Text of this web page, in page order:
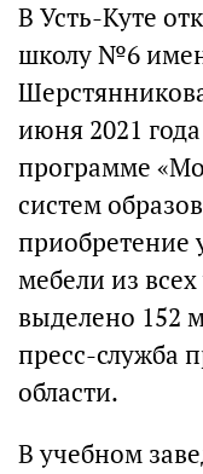
В Усть-Куте
школу №6
июня 2021
программе
систем
приобретение
мебели из
выделено 152
пресс-служба
области.
В учебном